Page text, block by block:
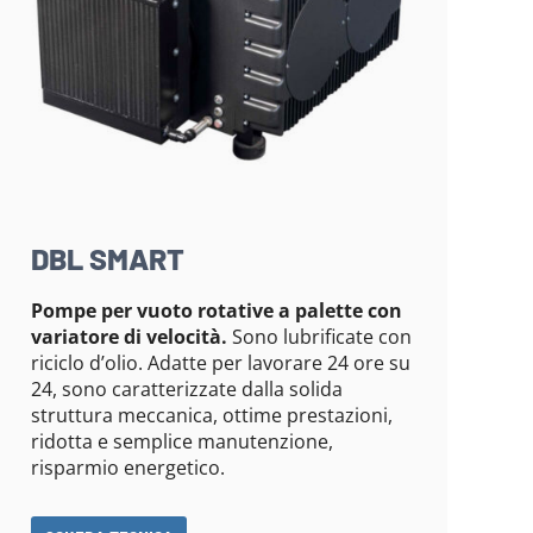
DBL SMART
Pompe per vuoto rotative a palette con
variatore di velocità. Sono lubrificate con
riciclo d’olio. Adatte per lavorare 24 ore su
24, sono caratterizzate dalla solida
struttura meccanica, ottime prestazioni,
ridotta e semplice manutenzione,
risparmio energetico.